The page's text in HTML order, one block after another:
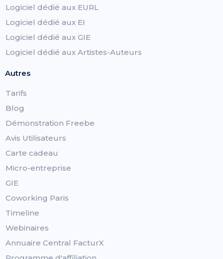
Logiciel dédié aux EURL
Logiciel dédié aux EI
Logiciel dédié aux GIE
Logiciel dédié aux Artistes-Auteurs
Autres
Tarifs
Blog
Démonstration Freebe
Avis Utilisateurs
Carte cadeau
Micro-entreprise
GIE
Coworking Paris
Timeline
Webinaires
Annuaire Central FacturX